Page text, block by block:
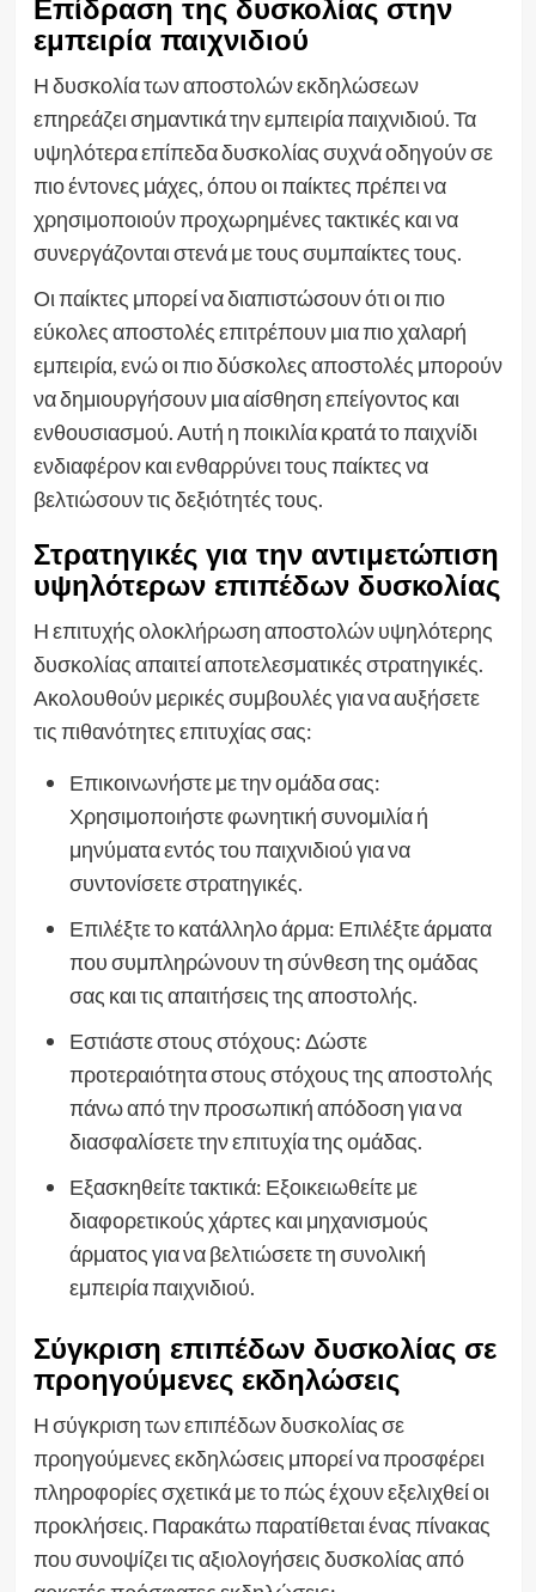
Επίδραση της δυσκολίας στην
εμπειρία παιχνιδιού
Η δυσκολία των αποστολών εκδηλώσεων
επηρεάζει σημαντικά την εμπειρία παιχνιδιού. Τα
υψηλότερα επίπεδα δυσκολίας συχνά οδηγούν σε
πιο έντονες μάχες, όπου οι παίκτες πρέπει να
χρησιμοποιούν προχωρημένες τακτικές και να
συνεργάζονται στενά με τους συμπαίκτες τους.
Οι παίκτες μπορεί να διαπιστώσουν ότι οι πιο
εύκολες αποστολές επιτρέπουν μια πιο χαλαρή
εμπειρία, ενώ οι πιο δύσκολες αποστολές μπορούν
να δημιουργήσουν μια αίσθηση επείγοντος και
ενθουσιασμού. Αυτή η ποικιλία κρατά το παιχνίδι
ενδιαφέρον και ενθαρρύνει τους παίκτες να
βελτιώσουν τις δεξιότητές τους.
Στρατηγικές για την αντιμετώπιση
υψηλότερων επιπέδων δυσκολίας
Η επιτυχής ολοκλήρωση αποστολών υψηλότερης
δυσκολίας απαιτεί αποτελεσματικές στρατηγικές.
Ακολουθούν μερικές συμβουλές για να αυξήσετε
τις πιθανότητες επιτυχίας σας:
Επικοινωνήστε με την ομάδα σας:
Χρησιμοποιήστε φωνητική συνομιλία ή
μηνύματα εντός του παιχνιδιού για να
συντονίσετε στρατηγικές.
Επιλέξτε το κατάλληλο άρμα: Επιλέξτε άρματα
που συμπληρώνουν τη σύνθεση της ομάδας
σας και τις απαιτήσεις της αποστολής.
Εστιάστε στους στόχους: Δώστε
προτεραιότητα στους στόχους της αποστολής
πάνω από την προσωπική απόδοση για να
διασφαλίσετε την επιτυχία της ομάδας.
Εξασκηθείτε τακτικά: Εξοικειωθείτε με
διαφορετικούς χάρτες και μηχανισμούς
άρματος για να βελτιώσετε τη συνολική
εμπειρία παιχνιδιού.
Σύγκριση επιπέδων δυσκολίας σε
προηγούμενες εκδηλώσεις
Η σύγκριση των επιπέδων δυσκολίας σε
προηγούμενες εκδηλώσεις μπορεί να προσφέρει
πληροφορίες σχετικά με το πώς έχουν εξελιχθεί οι
προκλήσεις. Παρακάτω παρατίθεται ένας πίνακας
που συνοψίζει τις αξιολογήσεις δυσκολίας από